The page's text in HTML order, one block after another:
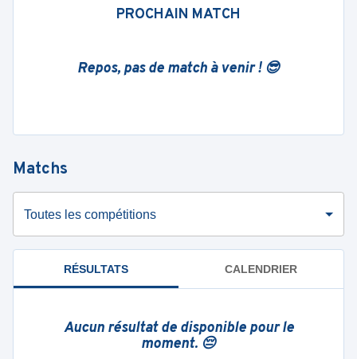
PROCHAIN MATCH
Repos, pas de match à venir ! 😎
Matchs
Toutes les compétitions
RÉSULTATS CALENDRIER
Aucun résultat de disponible pour le
moment. 😔